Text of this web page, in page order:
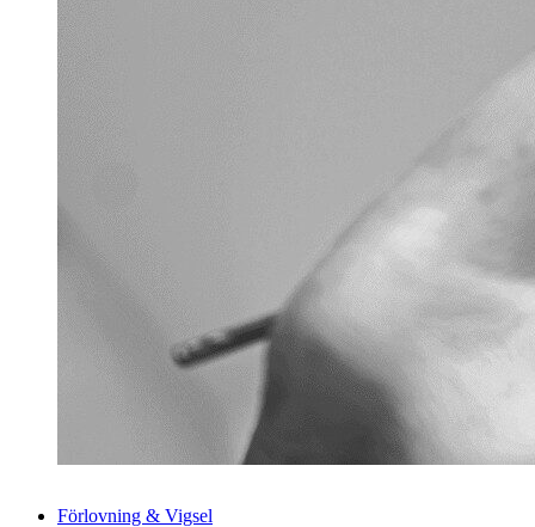
Förlovning & Vigsel